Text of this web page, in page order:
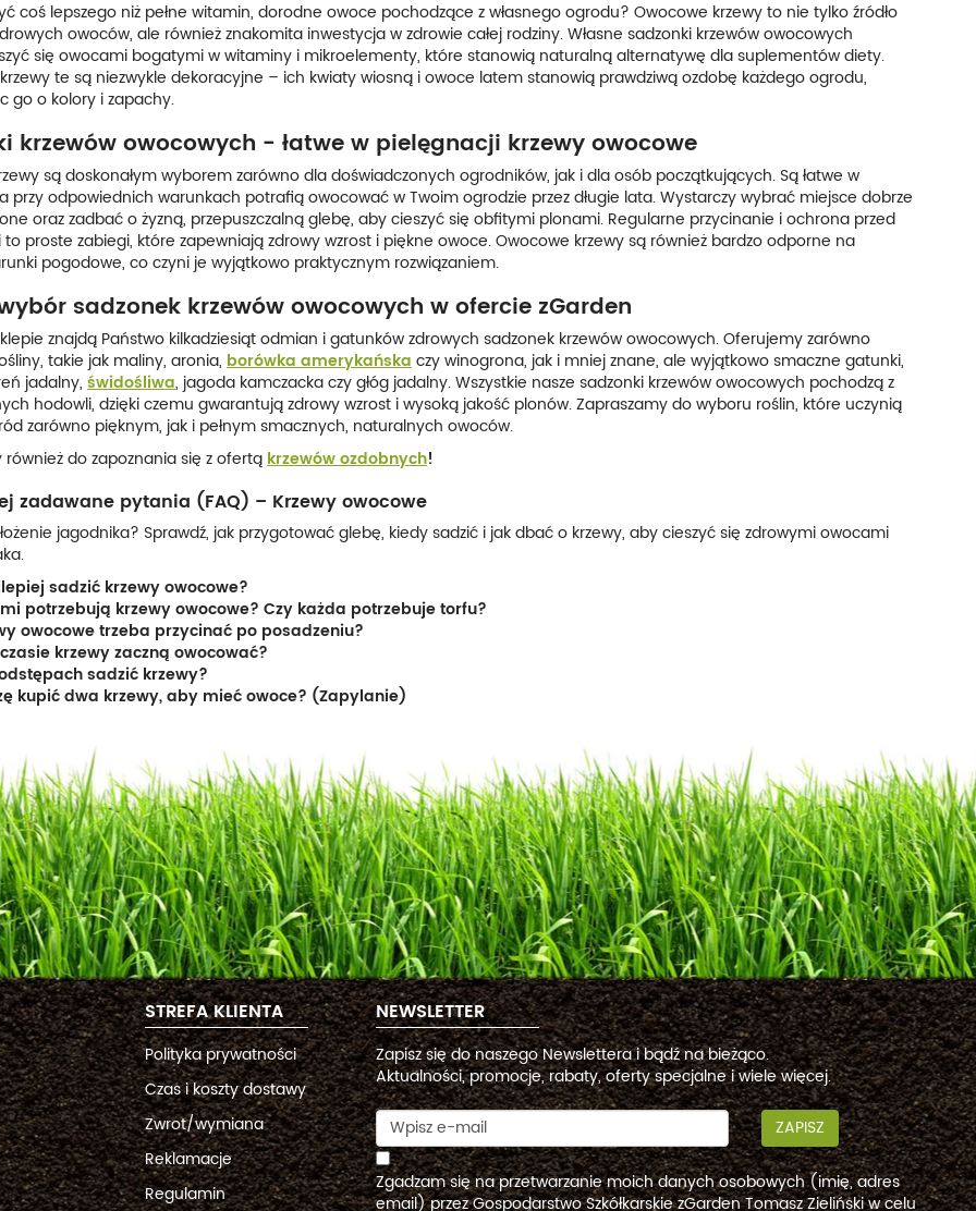
coś lepszego niż pełne witamin, dorodne owoce pochodzące z własnego ogrodu? Owocowe krzewy to nie tylko źródło
owoców, ale również znakomita inwestycja w zdrowie całej rodziny. Własne sadzonki krzewów owocowych
się owocami bogatymi w witaminy i mikroelementy, które stanowią naturalną alternatywę dla suplementów diety.
te są niezwykle dekoracyjne – ich kwiaty wiosną i owoce latem stanowią prawdziwą ozdobę każdego ogrodu,
go o kolory i zapachy.
krzewów owocowych - łatwe w pielęgnacji krzewy owocowe
są doskonałym wyborem zarówno dla doświadczonych ogrodników, jak i dla osób początkujących. Są łatwe w
przy odpowiednich warunkach potrafią owocować w Twoim ogrodzie przez długie lata. Wystarczy wybrać miejsce dobrze
oraz zadbać o żyzną, przepuszczalną glebę, aby cieszyć się obfitymi plonami. Regularne przycinanie i ochrona przed
to proste zabiegi, które zapewniają zdrowy wzrost i piękne owoce. Owocowe krzewy są również bardzo odporne na
pogodowe, co czyni je wyjątkowo praktycznym rozwiązaniem.
sadzonek krzewów owocowych w ofercie zGarden
znajdą Państwo kilkadziesiąt odmian i gatunków zdrowych sadzonek krzewów owocowych. Oferujemy zarówno
takie jak maliny, aronia, borówka amerykańskaczy winogrona, jak i mniej znane, ale wyjątkowo smaczne gatunki,
jadalny, świdośliwa, jagoda kamczacka czy głóg jadalny. Wszystkie nasze sadzonki krzewów owocowych pochodzą z
hodowli, dzięki czemu gwarantują zdrowy wzrost i wysoką jakość plonów. Zapraszamy do wyboru roślin, które uczynią
zarówno pięknym, jak i pełnym smacznych, naturalnych owoców.
również do zapoznania się z ofertąkrzewów ozdobnych!
zadawane pytania (FAQ) – Krzewy owocowe
jagodnika? Sprawdź, jak przygotować glebę, kiedy sadzić i jak dbać o krzewy, aby cieszyć się zdrowymi owocami
sadzić krzewy owocowe?
potrzebują krzewy owocowe? Czy każda potrzebuje torfu?
owocowe trzeba przycinać po posadzeniu?
krzewy zaczną owocować?
sadzić krzewy?
kupić dwa krzewy, aby mieć owoce? (Zapylanie)
STREFA KLIENTA
Polityka prywatności
Czas i koszty dostawy
Zwrot/wymiana
Reklamacje
Regulamin
NEWSLETTER
Zapisz się do naszego Newslettera i bądź na bieżąco.
Aktualności, promocje, rabaty, oferty specjalne i wiele więcej.
ZAPISZ
Zgadzam się na przetwarzanie moich danych osobowych (imię, adres
email) przez Gospodarstwo Szkółkarskie zGarden Tomasz Zieliński w celu